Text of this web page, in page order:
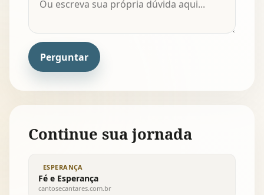
Perguntar
Continue sua jornada
ESPERANÇA
Fé e Esperança
cantosecantares.com.br